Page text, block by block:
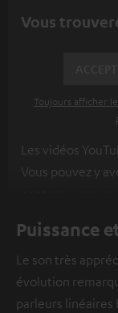
Vous
Toujours afficher
Les vidéos
Vous pouvez y
individuelles
tierce.Vous en
politique de
Puissance
Le son très
évolution
parleurs linéaires